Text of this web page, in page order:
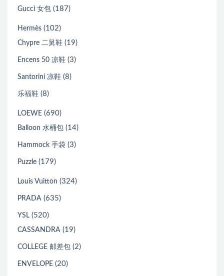
Gucci 女包 (187)
Hermès (102)
Chypre 二舅鞋 (19)
Encens 50 凉鞋 (3)
Santorini 凉鞋 (8)
乐福鞋 (8)
LOEWE (690)
Balloon 水桶包 (14)
Hammock 手袋 (3)
Puzzle (179)
Louis Vuitton (324)
PRADA (635)
YSL (520)
CASSANDRA (19)
COLLEGE 邮差包 (2)
ENVELOPE (20)